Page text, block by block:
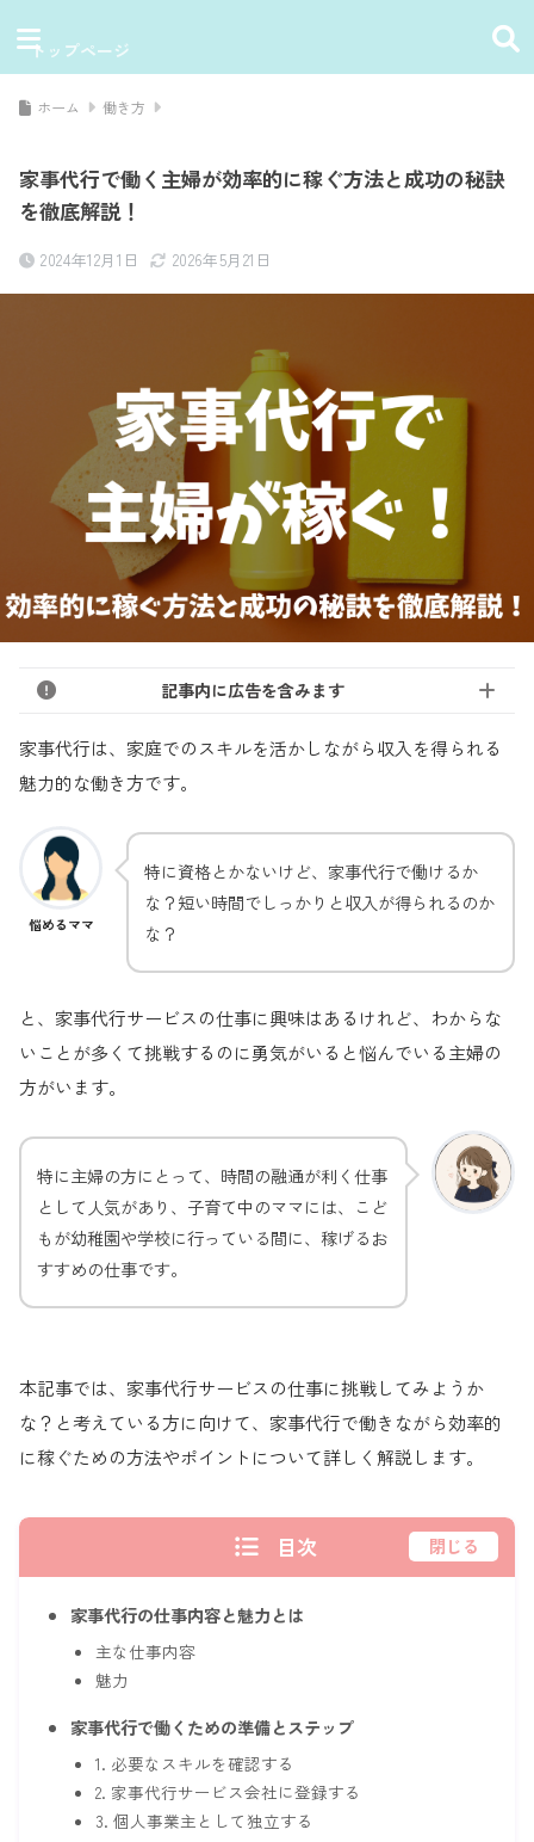
トップページ
ホーム 働き方
家事代行で働く主婦が効率的に稼ぐ方法と成功の秘訣
を徹底解説！
2024年12月1日 2026年5月21日
記事内に広告を含みます
家事代行は、家庭でのスキルを活かしながら収入を得られる
魅力的な働き方です。
悩めるママ
特に資格とかないけど、家事代行で働けるか
な？短い時間でしっかりと収入が得られるのか
な？
と、家事代行サービスの仕事に興味はあるけれど、わからな
いことが多くて挑戦するのに勇気がいると悩んでいる主婦の
方がいます。
特に主婦の方にとって、時間の融通が利く仕事
として人気があり、子育て中のママには、こど
もが幼稚園や学校に行っている間に、稼げるお
すすめの仕事です。
本記事では、家事代行サービスの仕事に挑戦してみようか
な？と考えている方に向けて、家事代行で働きながら効率的
に稼ぐための方法やポイントについて詳しく解説します。
目次 閉じる
家事代行の仕事内容と魅力とは
主な仕事内容
魅力
家事代行で働くための準備とステップ
1. 必要なスキルを確認する
2. 家事代行サービス会社に登録する
3. 個人事業主として独立する